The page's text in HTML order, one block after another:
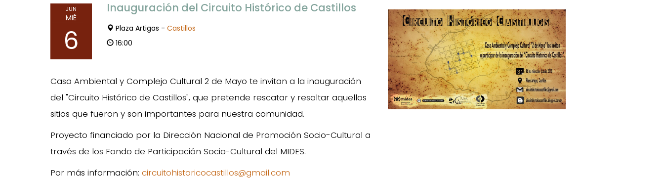
JUN
MIÉ
6
Inauguración del Circuito Histórico de Castillos
Plaza Artigas - Castillos
16:00
Casa Ambiental y Complejo Cultural 2 de Mayo te invitan a la inauguración
del "Circuito Histórico de Castillos", que pretende rescatar y resaltar aquellos
sitios que fueron y son importantes para nuestra comunidad.
Proyecto financiado por la Dirección Nacional de Promoción Socio-Cultural a
través de los Fondo de Participación Socio-Cultural del MIDES.
Por más información: circuitohistoricocastillos@gmail.com